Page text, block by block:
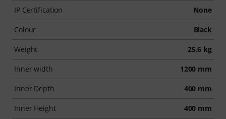
IP Certification None
Colour Black
Weight 25,6 kg
Inner width 1200 mm
Inner Depth 400 mm
Inner Height 400 mm